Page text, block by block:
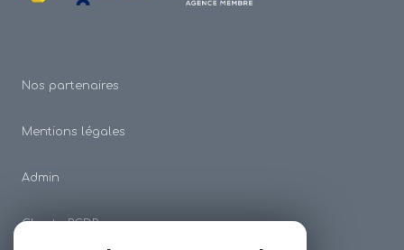
Nos partenaires
Mentions légales
Admin
Charte RGDP